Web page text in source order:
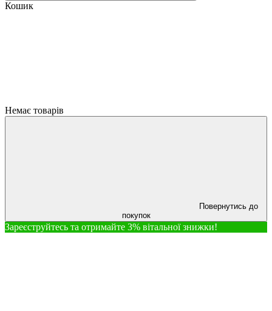
Кошик
Немає товарів
Повернутись до
покупок
Зареєструйтесь та отримайте 3% вітальної знижки!